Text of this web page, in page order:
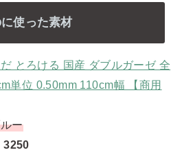
使った素材
とろける 国産 ダブルガーゼ 全
単位 0.50mm 110cm幅 【商用
ー
3250